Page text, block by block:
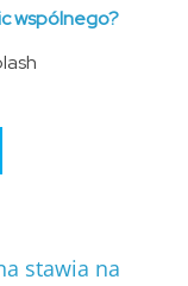
wspólnego?
stawia na